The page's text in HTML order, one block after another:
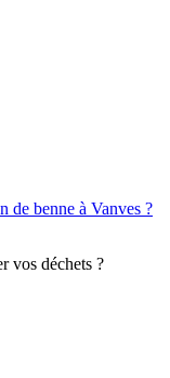
de benne à Vanves ?
vos déchets ?